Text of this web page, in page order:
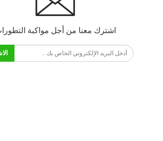
اشترك معنا من أجل مواكبة